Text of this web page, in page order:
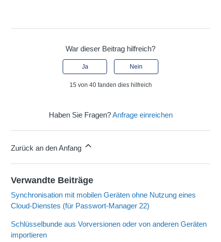
War dieser Beitrag hilfreich?
Ja Nein
15 von 40 fanden dies hilfreich
Haben Sie Fragen?Anfrage einreichen
Zurück an den Anfang
Verwandte Beiträge
Synchronisation mit mobilen Geräten ohne Nutzung eines
Cloud-Dienstes (für Passwort-Manager 22)
Schlüsselbunde aus Vorversionen oder von anderen Geräten
importieren